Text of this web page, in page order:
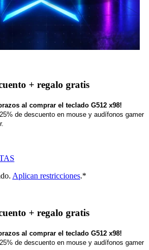
+ regalo gratis
al comprar el teclado G512 x98!
de descuento en mouse y audífonos gamer
Aplican restricciones.*
+ regalo gratis
al comprar el teclado G512 x98!
de descuento en mouse y audífonos gamer